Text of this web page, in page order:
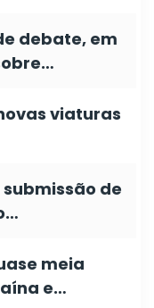
debate, em
viaturas
de
meia
e…